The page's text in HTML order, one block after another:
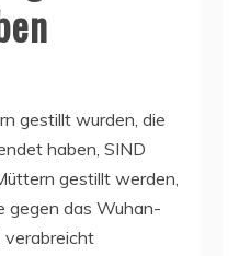
gestillt wurden, die
haben, SIND
gestillt werden,
gegen das Wuhan-
verabreicht